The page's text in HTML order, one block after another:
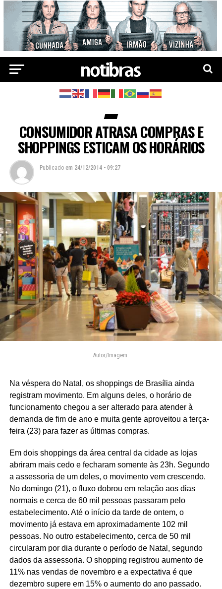
CONSUMIDOR ATRASA COMPRAS E
SHOPPINGS ESTICAM OS HORÁRIOS
Publicado em 24/12/2014 - 09:27
Autor/Imagem:
Na véspera do Natal, os shoppings de Brasília ainda
registram movimento. Em alguns deles, o horário de
funcionamento chegou a ser alterado para atender à
demanda de fim de ano e muita gente aproveitou a terça-
feira (23) para fazer as últimas compras.
Em dois shoppings da área central da cidade as lojas
abriram mais cedo e fecharam somente às 23h. Segundo
a assessoria de um deles, o movimento vem crescendo.
No domingo (21), o fluxo dobrou em relação aos dias
normais e cerca de 60 mil pessoas passaram pelo
estabelecimento. Até o início da tarde de ontem, o
movimento já estava em aproximadamente 102 mil
pessoas. No outro estabelecimento, cerca de 50 mil
circularam por dia durante o período de Natal, segundo
dados da assessoria. O shopping registrou aumento de
11% nas vendas de novembro e a expectativa é que
dezembro supere em 15% o aumento do ano passado.